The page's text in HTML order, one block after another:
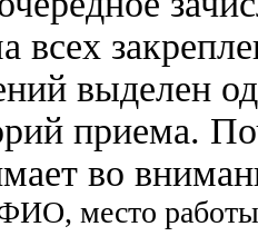
всех
выделен
приема.
во
место